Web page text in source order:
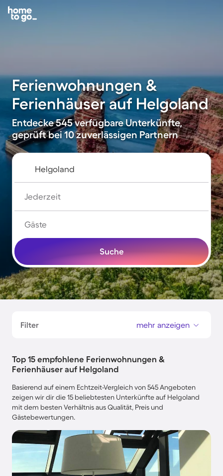
Ferienwohnungen &
Ferienhäuser auf Helgoland
Entdecke 545 verfügbare Unterkünfte,
geprüft bei 10 zuverlässigen Partnern
Jederzeit
Gäste
Suche
Filter mehr anzeigen
Top 15 empfohlene Ferienwohnungen &
Ferienhäuser auf Helgoland
Basierend auf einem Echtzeit-Vergleich von 545 Angeboten
zeigen wir dir die 15 beliebtesten Unterkünfte auf Helgoland
mit dem besten Verhältnis aus Qualität, Preis und
Gästebewertungen.